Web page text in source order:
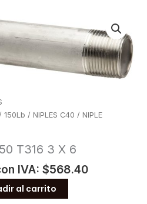
150Lb / NIPLES C40 / NIPLE
T316 3 X 6
IVA: $568.40
al carrito